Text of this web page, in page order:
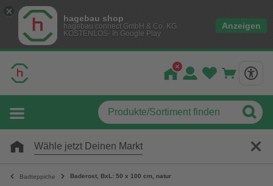
hagebau shop
hagebau connect GmbH & Co. KG
KOSTENLOS- In Google Play
Anzeigen
Wähle jetzt Deinen Markt
Badteppiche Baderost, BxL: 50 x 100 cm, natur